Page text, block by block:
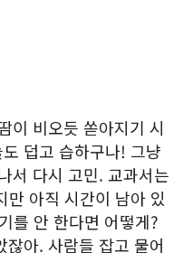
이 비오듯 쏟아지기 시
덥고 습하구나! 그냥
서 다시 고민. 교과서는
만 아직 시간이 남아 있
를 안 한다면 어떻게?
아. 사람들 잡고 물어